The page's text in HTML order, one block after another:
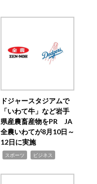
ドジャースタジアムで
「いわて牛」など岩手
県産農畜産物をPR JA
全農いわてが8月10日～
12日に実施
スポーツ ビジネス